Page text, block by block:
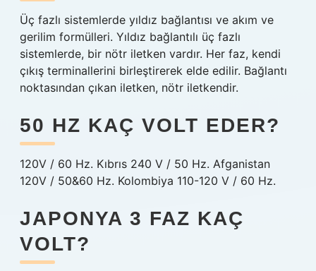
Üç fazlı sistemlerde yıldız bağlantısı ve akım ve
gerilim formülleri. Yıldız bağlantılı üç fazlı
sistemlerde, bir nötr iletken vardır. Her faz, kendi
çıkış terminallerini birleştirerek elde edilir. Bağlantı
noktasından çıkan iletken, nötr iletkendir.
50 HZ KAÇ VOLT EDER?
120V / 60 Hz. Kıbrıs 240 V / 50 Hz. Afganistan
120V / 50&60 Hz. Kolombiya 110-120 V / 60 Hz.
JAPONYA 3 FAZ KAÇ
VOLT?